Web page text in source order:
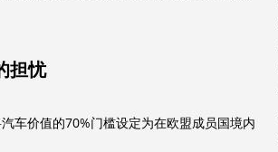
担忧
车价值的70%门槛设定为在欧盟成员国境内